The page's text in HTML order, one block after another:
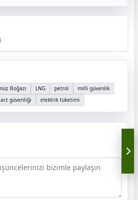
Boğazı LNG petrol
milli güvenlik
güvenliği elektrik tüketimi